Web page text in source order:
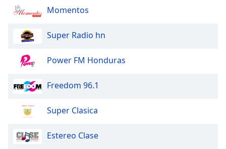
Momentos
Super Radio hn
Power FM Honduras
Freedom 96.1
Super Clasica
Estereo Clase